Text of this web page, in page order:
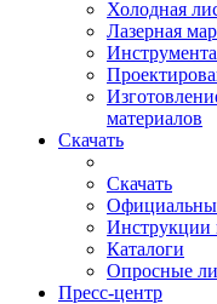
Холодная
Лазерная
материалов
Скачать
Скачать
Каталоги
Опросные
Пресс-центр